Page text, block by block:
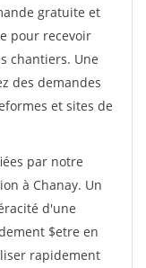
gratuite et
pour recevoir
chantiers. Une
des demandes
et sites de
par notre
à Chanay. Un
d'une
$etre en
rapidement